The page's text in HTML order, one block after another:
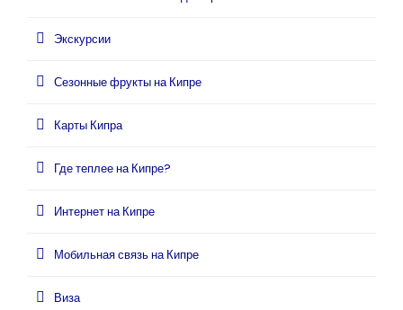
Экскурсии
Сезонные фрукты на Кипре
Карты Кипра
Где теплее на Кипре?
Интернет на Кипре
Мобильная связь на Кипре
Виза